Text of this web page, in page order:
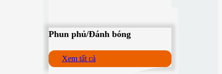
Phun phủ/Đánh bóng
Xem tất cả